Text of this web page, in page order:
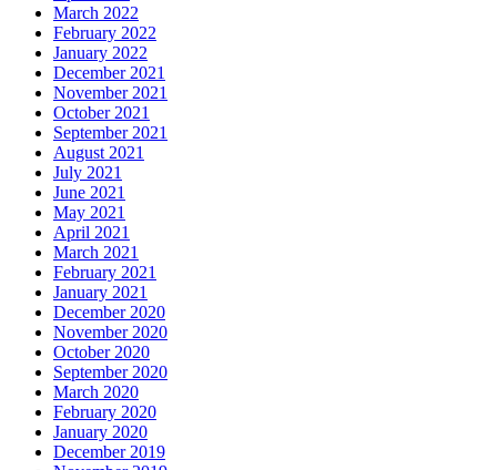
March 2022
February 2022
January 2022
December 2021
November 2021
October 2021
September 2021
August 2021
July 2021
June 2021
May 2021
April 2021
March 2021
February 2021
January 2021
December 2020
November 2020
October 2020
September 2020
March 2020
February 2020
January 2020
December 2019